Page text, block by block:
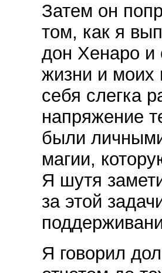
Затем он
том, как я
дон Хенаро и
жизни и
себя слегка
напряжение
были
магии,
Я шутя
за этой
Я говорил